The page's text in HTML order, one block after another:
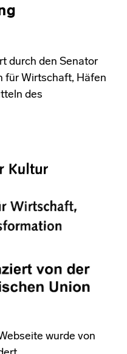
durch den Senator
für Wirtschaft, Häfen
des
wurde von